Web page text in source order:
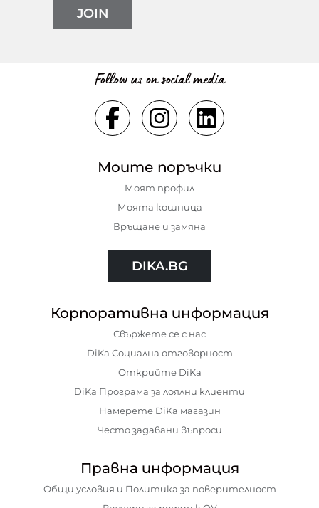
JOIN
Follow us on social media
Моите поръчки
Моят профил
Моята кошница
Връщане и замяна
DIKA.BG
Корпоративна информация
Свържете се с нас
DiKa Социална отговорност
Открийте DiKa
DiKa Програма за лоялни клиенти
Намерете DiKa магазин
Често задавани въпроси
Правна информация
Общи условия и Политика за поверителност